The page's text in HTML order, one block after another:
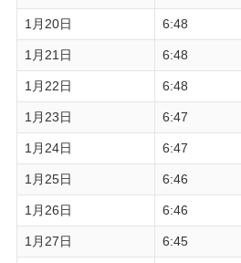
1月20日 6:48
1月21日 6:48
1月22日 6:48
1月23日 6:47
1月24日 6:47
1月25日 6:46
1月26日 6:46
1月27日 6:45